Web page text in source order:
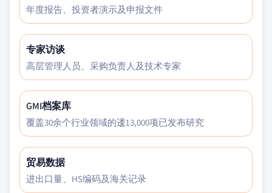
年度报告、投资者演示及申报文件
专家访谈
高层管理人员、采购负责人及技术专家
GMI档案库
覆盖30余个行业领域的逶13,000项已发布研究
贸易数据
进出口量、HS编码及海关记录